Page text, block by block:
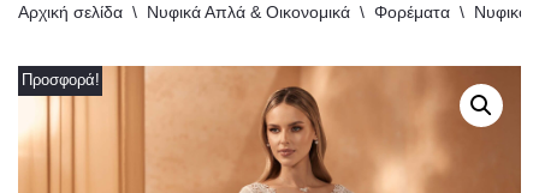
Αρχική σελίδα \ Νυφικά Απλά & Οικονομικά \ Φορέματα \ Νυφικό
Προσφορά!